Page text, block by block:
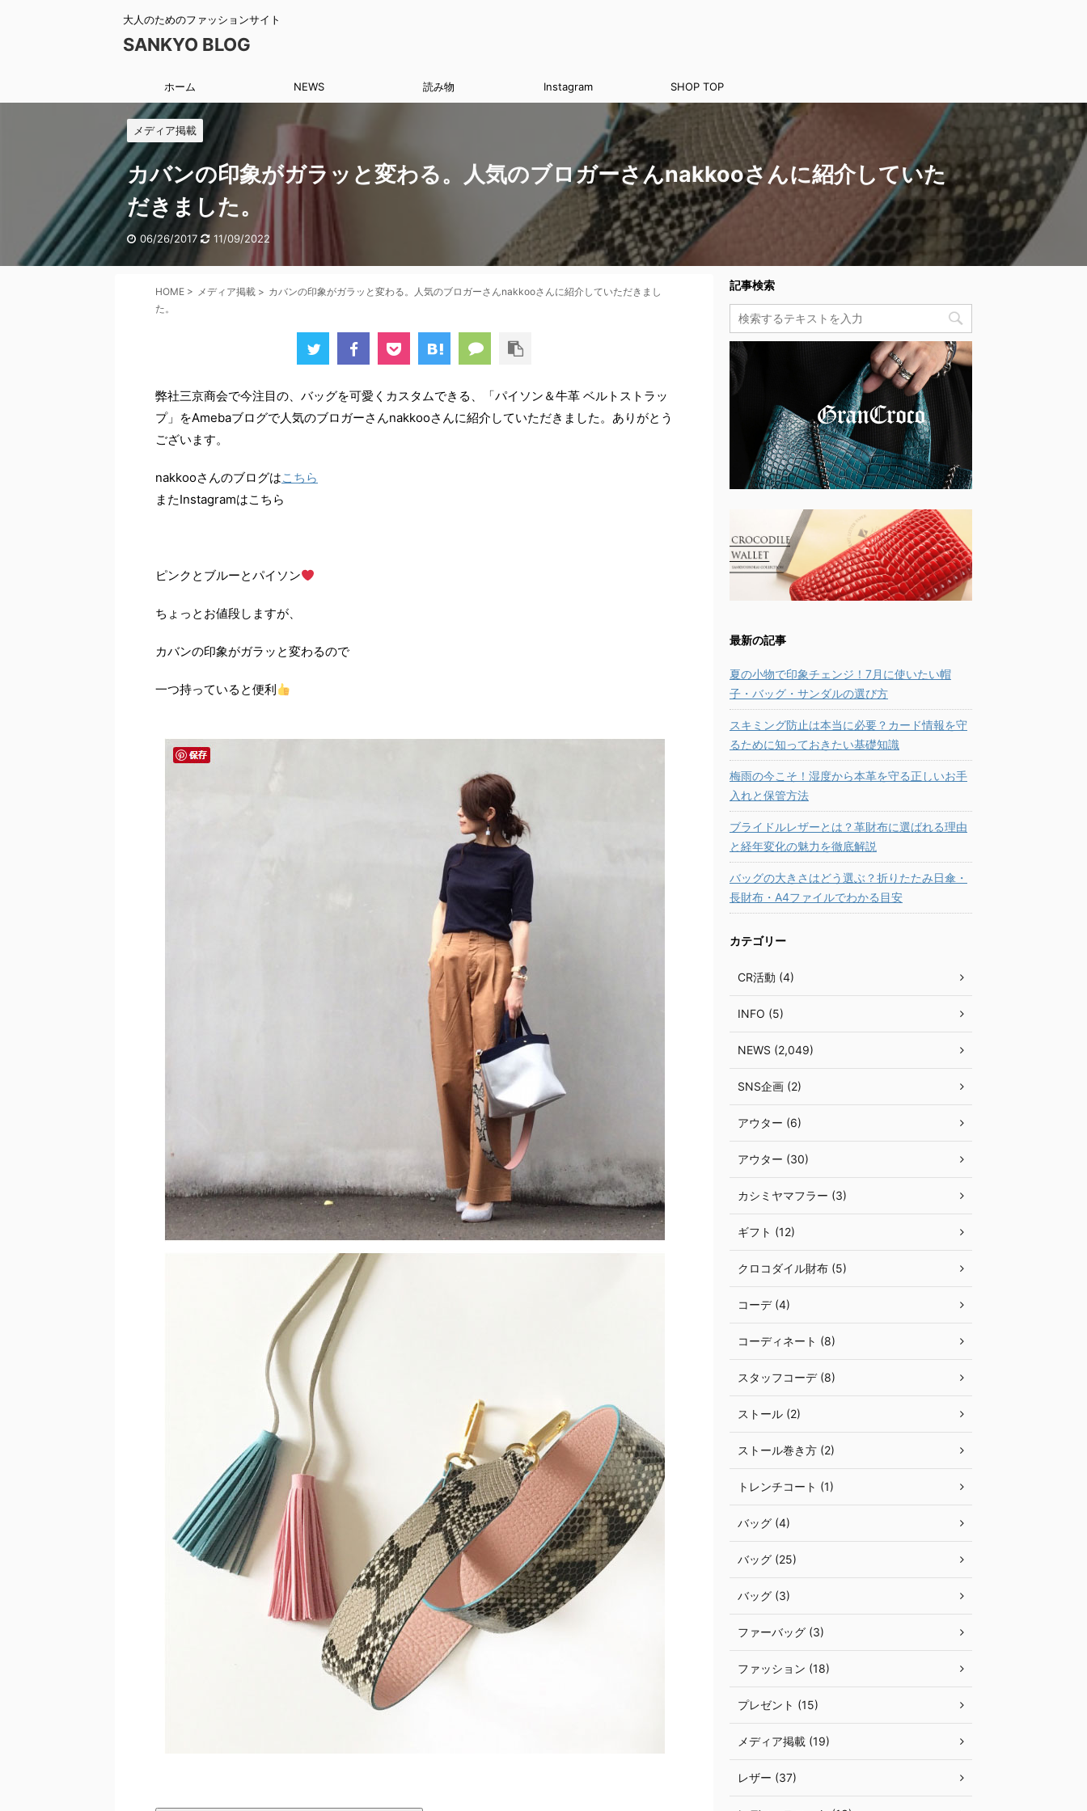
大人のためのファッションサイト
SANKYO BLOG
ホーム NEWS 読み物 Instagram SHOP TOP
メディア掲載
カバンの印象がガラッと変わる。人気のブロガーさんnakkooさんに紹介していた
だきました。
06/26/2017 11/09/2022
HOME > メディア掲載 > カバンの印象がガラッと変わる。人気のブロガーさんnakkooさんに紹介していただきまし
た。
弊社三京商会で今注目の、バッグを可愛くカスタムできる、「パイソン＆牛革 ベルトストラッ
プ」をAmebaブログで人気のブロガーさんnakkooさんに紹介していただきました。ありがとう
ございます。
nakkooさんのブログはこちら
またInstagramはこちら
ピンクとブルーとパイソン
ちょっとお値段しますが、
カバンの印象がガラッと変わるので
一つ持っていると便利
記事検索
最新の記事
夏の小物で印象チェンジ！7月に使いたい帽
子・バッグ・サンダルの選び方
スキミング防止は本当に必要？カード情報を守
るために知っておきたい基礎知識
梅雨の今こそ！湿度から本革を守る正しいお手
入れと保管方法
ブライドルレザーとは？革財布に選ばれる理由
と経年変化の魅力を徹底解説
バッグの大きさはどう選ぶ？折りたたみ日傘・
長財布・A4ファイルでわかる目安
カテゴリー
CR活動 (4)
INFO (5)
NEWS (2,049)
SNS企画 (2)
アウター (6)
アウター (30)
カシミヤマフラー (3)
ギフト (12)
クロコダイル財布 (5)
コーデ (4)
コーディネート (8)
スタッフコーデ (8)
ストール (2)
ストール巻き方 (2)
トレンチコート (1)
バッグ (4)
バッグ (25)
バッグ (3)
ファーバッグ (3)
ファッション (18)
プレゼント (15)
メディア掲載 (19)
レザー (37)